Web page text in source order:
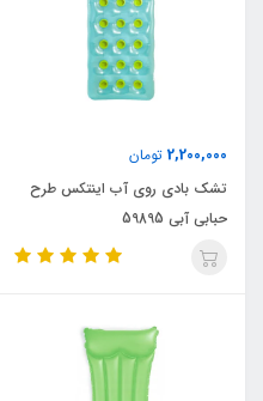
2,200,000 تومان
تشک بادی روی آب اینتکس طرح
حبابی آبی 59895